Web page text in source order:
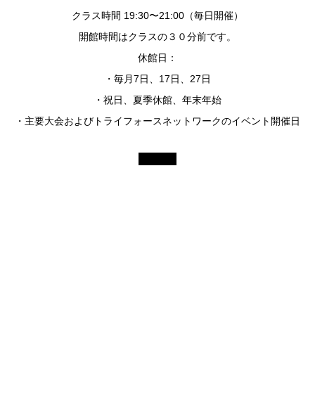
クラス時間 19:30〜21:00（毎日開催）
開館時間はクラスの３０分前です。
休館日：
・毎月7日、17日、27日
・祝日、夏季休館、年末年始
・主要大会およびトライフォースネットワークのイベント開催日